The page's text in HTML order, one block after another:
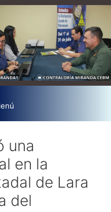
una
en la
de Lara
del